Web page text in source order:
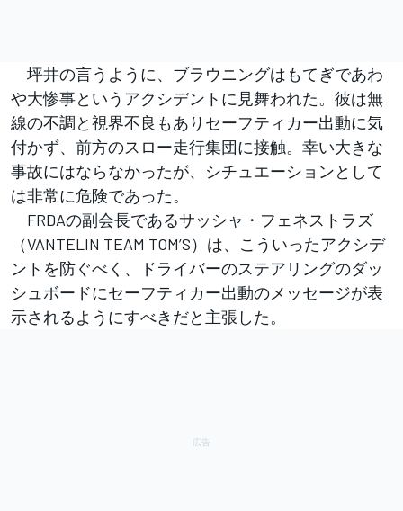
坪井の言うように、ブラウニングはもてぎであわ
や大惨事というアクシデントに見舞われた。彼は無
線の不調と視界不良もありセーフティカー出動に気
付かず、前方のスロー走行集団に接触。幸い大きな
事故にはならなかったが、シチュエーションとして
は非常に危険であった。
FRDAの副会長であるサッシャ・フェネストラズ
（VANTELIN TEAM TOM’S）は、こういったアクシデ
ントを防ぐべく、ドライバーのステアリングのダッ
シュボードにセーフティカー出動のメッセージが表
示されるようにすべきだと主張した。